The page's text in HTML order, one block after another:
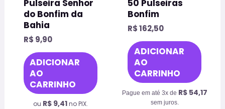
Pulseira Senhor
do Bonfim da
Bahia
R$ 9,90
ADICIONAR
AO
CARRINHO
ou R$9,41 no PIX.
50 Pulseiras
Bonfim
R$162,50
ADICIONAR
AO
CARRINHO
Pague em até 3x de R$54,17
sem juros.